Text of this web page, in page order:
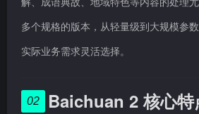
多个规格的版本，从轻量级到大规模参
实际业务需求灵活选择。
02 Baichuan 2 核心特